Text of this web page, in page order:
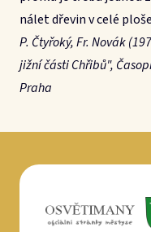
nálet dřevin v celé
P. Čtyřoký, Fr. Novák
jižní části Chřibů",
Praha